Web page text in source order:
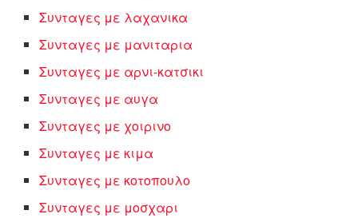
Συνταγες με λαχανικα
Συνταγες με μανιταρια
Συνταγες με αρνι-κατσικι
Συνταγες με αυγα
Συνταγες με χοιρινο
Συνταγες με κιμα
Συνταγες με κοτοπουλο
Συνταγες με μοσχαρι